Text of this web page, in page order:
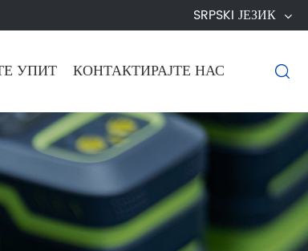
SRPSKI ЈЕЗИК
УПИТ КОНТАКТИРАЈТЕ НАС 